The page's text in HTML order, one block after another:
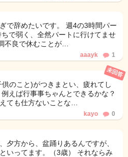
で辞めたいです。 週4の3時間パー
ちで弱く、全然パートに行けてませ
不良で休むことが…
aaayk 1
のこと)がつきまとい、疲れてし
えば行事事ちゃんとできるかな？
ても仕方ないことな…
未回答
kayo 0
夕方から、盆踊りあるんですが、
いってます。（3歳） それならみ